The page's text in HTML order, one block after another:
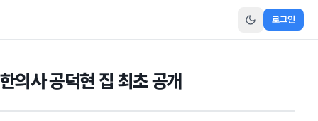
로그인
의사 공덕현 집 최초 공개